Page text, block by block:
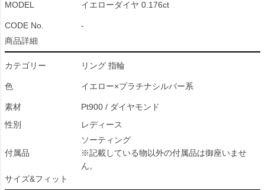
MODEL イエローダイヤ 0.176ct
CODE No.
-
商品詳細
カテゴリー リング 指輪
色 イエロー×プラチナシルバー系
素材
Pt900 / ダイヤモンド
性別
レディース
付属品
ソーティング
※記載している物以外の付属品は御座いませ
ん。
サイズ&フィット